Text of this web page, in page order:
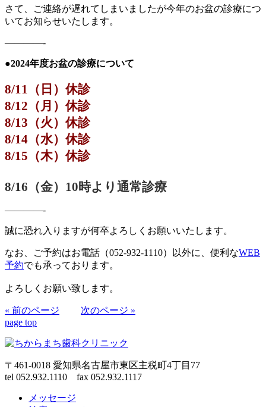
さて、ご連絡が遅れてしまいましたが今年のお盆の診療につ
いてお知らせいたします。
————-
●2024年度お盆の診療について
8/11（日）休診
8/12（月）休診
8/13（火）休診
8/14（水）休診
8/15（木）休診
8/16（金）10時より通常診療
————-
誠に恐れ入りますが何卒よろしくお願いいたします。
なお、ご予約はお電話（052-932-1110）以外に、便利なWEB
予約でも承っております。
よろしくお願い致します。
« 前のページ
次のページ »
page top
〒461-0018 愛知県名古屋市東区主税町4丁目77
tel 052.932.1110 fax 052.932.1117
メッセージ